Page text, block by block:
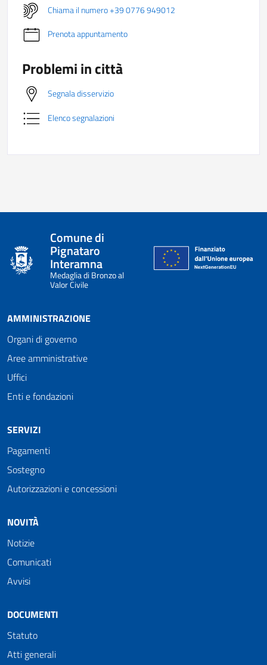
Chiama il numero +39 0776 949012
Prenota appuntamento
Problemi in città
Segnala disservizio
Elenco segnalazioni
Comune di
Pignataro
Interamna
Medaglia di Bronzo al
Valor Civile
AMMINISTRAZIONE
Organi di governo
Aree amministrative
Uffici
Enti e fondazioni
SERVIZI
Pagamenti
Sostegno
Autorizzazioni e concessioni
NOVITÀ
Notizie
Comunicati
Avvisi
DOCUMENTI
Statuto
Atti generali